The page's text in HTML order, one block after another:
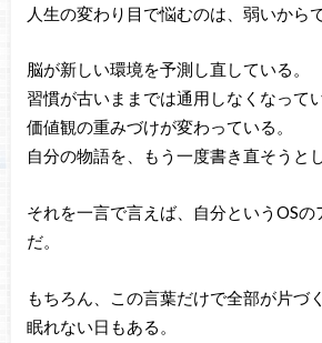
人生の変わり目で悩むのは、弱いから
脳が新しい環境を予測し直している。
習慣が古いままでは通用しなくなってい
価値観の重みづけが変わっている。
自分の物語を、もう一度書き直そうと
それを一言で言えば、自分というOSの
だ。
もちろん、この言葉だけで全部が片づ
眠れない日もある。